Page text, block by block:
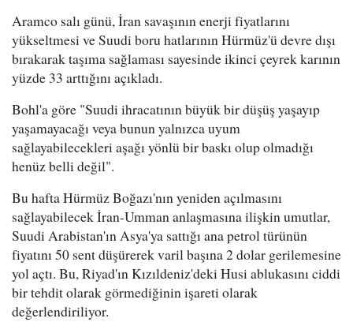
Aramco salı günü, İran savaşının enerji fiyatlarını
yükseltmesi ve Suudi boru hatlarının Hürmüz'ü devre dışı
bırakarak taşıma sağlaması sayesinde ikinci çeyrek karının
yüzde 33 arttığını açıkladı.
Bohl'a göre "Suudi ihracatının büyük bir düşüş yaşayıp
yaşamayacağı veya bunun yalnızca uyum
sağlayabilecekleri aşağı yönlü bir baskı olup olmadığı
henüz belli değil".
Bu hafta Hürmüz Boğazı'nın yeniden açılmasını
sağlayabilecek İran-Umman anlaşmasına ilişkin umutlar,
Suudi Arabistan'ın Asya'ya sattığı ana petrol türünün
fiyatını 50 sent düşürerek varil başına 2 dolar gerilemesine
yol açtı. Bu, Riyad'ın Kızıldeniz'deki Husi ablukasını ciddi
bir tehdit olarak görmediğinin işareti olarak
değerlendiriliyor.